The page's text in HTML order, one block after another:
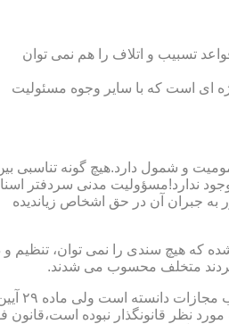
تسبیب و اتلاف را هم نمی توان
ای است که با سایر وجوه مسئولیت
و شمول دارد.هیچ گونه تناسبی
ندارد!مسؤولیت مدنی سردفتر
جبران آن در حق اشخاص زیاندیده
موجود برای تنظیم اسناد رسمی مطابق ماده ۱۶ آیین نامه دفاتر اسناد رسمی
کردند متخلف محسوب می شدند.
نظر قانونگذار نبوده